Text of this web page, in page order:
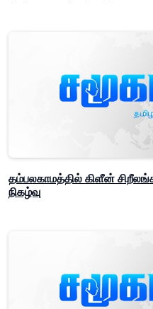
தம்பலகாமத்தில் கிளீன்
நிகழ்வு